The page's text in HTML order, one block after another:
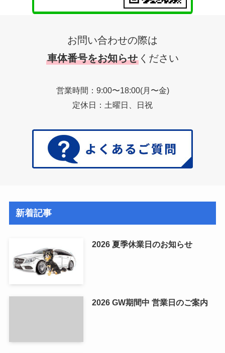
お問い合わせの際は
車体番号をお知らせ ください
営業時間：9:00〜18:00(月〜金)
定休日：土曜日、日祝
新着記事
2026 夏季休業日のお知らせ
2026 GW期間中 営業日のご案内